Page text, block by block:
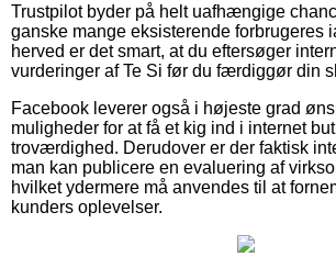
Trustpilot byder på helt uafhængige
ganske mange eksisterende forbrugeres
herved er det smart, at du eftersøger
vurderinger af Te Si før du færdiggør din
Facebook leverer også i højeste grad
muligheder for at få et kig ind i internet
troværdighed. Derudover er der faktisk
man kan publicere en evaluering af
hvilket ydermere må anvendes til at
kunders oplevelser.